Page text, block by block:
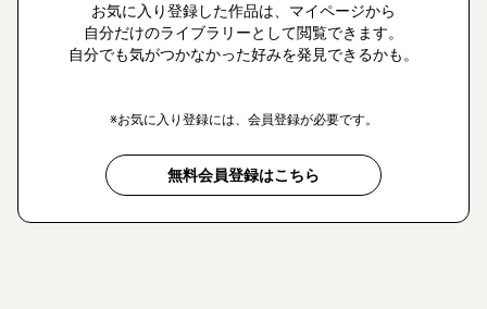
お気に入り登録した作品は、マイページから
自分だけのライブラリーとして閲覧できます。
自分でも気がつかなかった好みを発見できるかも。
※お気に入り登録には、会員登録が必要です。
無料会員登録はこちら